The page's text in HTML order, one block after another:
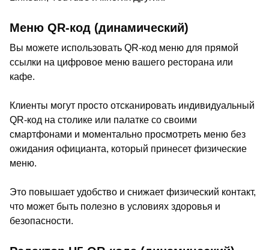
Меню QR-код (динамический)
Вы можете использовать QR-код меню для прямой
ссылки на цифровое меню вашего ресторана или
кафе.
Клиенты могут просто отсканировать индивидуальный
QR-код на столике или палатке со своими
смартфонами и моментально просмотреть меню без
ожидания официанта, который принесет физические
меню.
Это повышает удобство и снижает физический контакт,
что может быть полезно в условиях здоровья и
безопасности.